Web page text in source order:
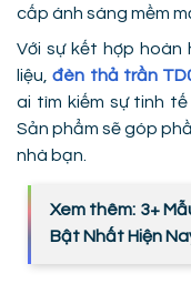
cấp ánh sáng mềm
Với sự kết hợp
liệu,đèn thả trần
ai tìm kiếm sự tinh
Sản phẩm sẽ góp
nhà bạn.
Xem thêm: 3+
Bật Nhất Hiện